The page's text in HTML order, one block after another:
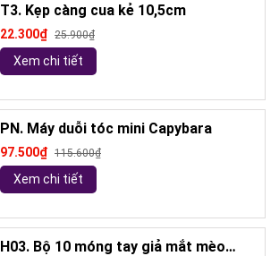
T3. Kẹp càng cua kẻ 10,5cm
22.300₫ 25.900₫
Xem chi tiết
PN. Máy duỗi tóc mini Capybara
97.500₫ 115.600₫
Xem chi tiết
H03. Bộ 10 móng tay giả mắt mèo